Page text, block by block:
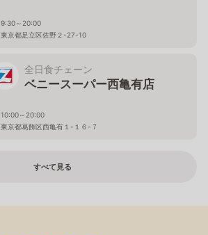
9:30～20:00
東京都足立区佐野２-27-10
全日食チェーン
ベニースーパー西亀有店
10:00～20:00
東京都葛飾区西亀有１-１６-７
すべて見る